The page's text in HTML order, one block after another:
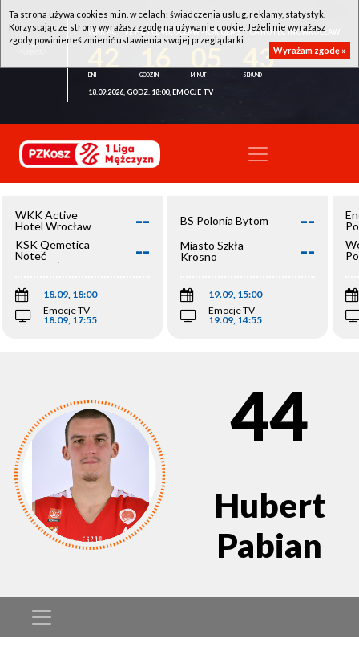
WKK ACTIVE HOTEL WROCŁAW - KSK QEMETICA NOTEĆ INOWROCŁAW
43
18.09.2026, GODZ. 18:00, EMOCJE TV
WKK Active
Hotel Wrocław
--
KSK Qemetica
Noteć
Inowrocław
--
18.09, 18:00
Emocje TV
18.09, 17:55
BS Polonia Bytom --
Miasto Szkła
Krosno
--
19.09, 15:00
Emocje TV
19.09, 14:55
44
Hubert
Pabian
Ta strona używa cookies m.in. w celach: świadczenia usług, reklamy, statystyk.
Korzystając ze strony wyrażasz zgodę na używanie cookie. Jeżeli nie wyrażasz
zgody powinieneś zmienić ustawienia swojej przeglądarki.
Wyrażam zgodę »